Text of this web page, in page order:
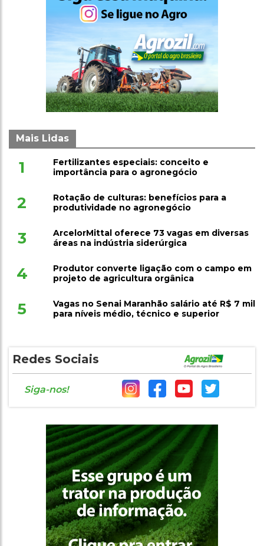
Mais Lidas
1
Fertilizantes especiais: conceito e
importância para o agronegócio
2
Rotação de culturas: benefícios para a
produtividade no agronegócio
3
ArcelorMittal oferece 73 vagas em diversas
áreas na indústria siderúrgica
4
Produtor converte ligação com o campo em
projeto de agricultura orgânica
5
Vagas no Senai Maranhão salário até R$ 7 mil
para níveis médio, técnico e superior
Redes Sociais
Siga-nos!